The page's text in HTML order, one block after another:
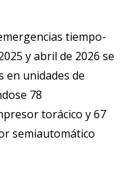
tiempo-
y abril de 2026 se
en unidades de
78
torácico y 67
semiautomático